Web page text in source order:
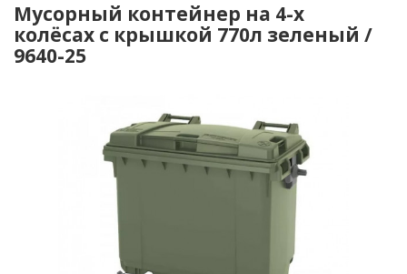
Мусорный контейнер на 4-х
колёсах с крышкой 770л зеленый /
9640-25